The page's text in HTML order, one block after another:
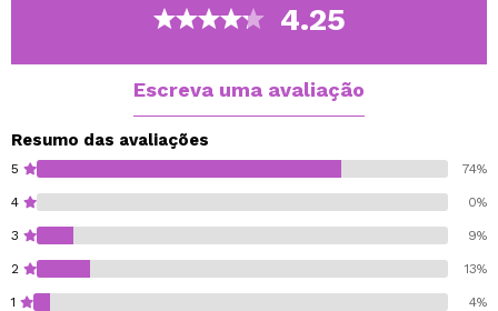
4.25
Escreva uma avaliação
Resumo das avaliações
5 74%
4 0%
3 9%
2 13%
1 4%